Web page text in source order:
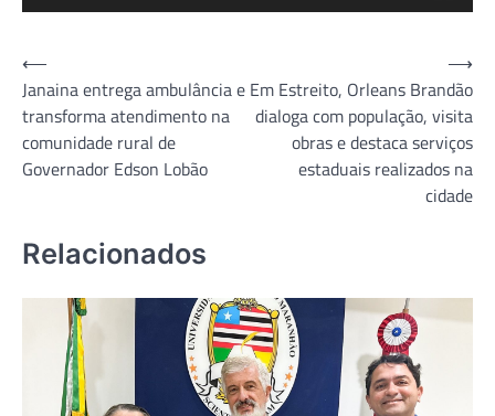
Navegação
de
Post
⟵
Janaina entrega ambulância e
transforma atendimento na
comunidade rural de
Governador Edson Lobão
Em Estreito, Orleans Brandão
dialoga com população, visita
obras e destaca serviços
estaduais realizados na
cidade
⟶
Relacionados